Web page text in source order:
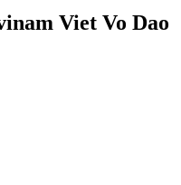
Viet Vo Dao